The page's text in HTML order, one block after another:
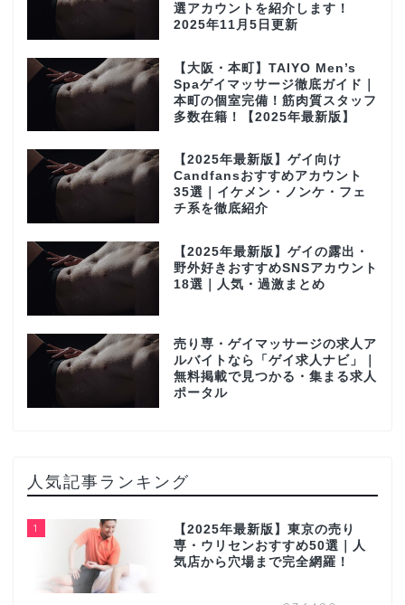
選アカウントを紹介します！
2025年11月5日更新
【大阪・本町】TAIYO Men’s
Spaゲイマッサージ徹底ガイド｜
本町の個室完備！筋肉質スタッフ
多数在籍！【2025年最新版】
【2025年最新版】ゲイ向け
Candfansおすすめアカウント
35選｜イケメン・ノンケ・フェ
チ系を徹底紹介
【2025年最新版】ゲイの露出・
野外好きおすすめSNSアカウント
18選｜人気・過激まとめ
売り専・ゲイマッサージの求人ア
ルバイトなら「ゲイ求人ナビ」｜
無料掲載で見つかる・集まる求人
ポータル
人気記事ランキング
1
【2025年最新版】東京の売り
専・ウリセンおすすめ50選｜人
気店から穴場まで完全網羅！